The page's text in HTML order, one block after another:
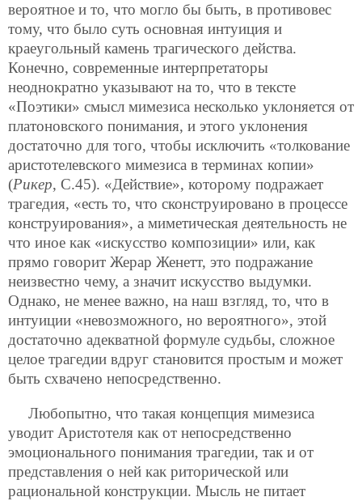
вероятное и то, что могло бы быть, в противовес
тому, что было суть основная интуиция и
краеугольный камень трагического действа.
Конечно, современные интерпретаторы
неоднократно указывают на то, что в тексте
«Поэтики» смысл мимезиса несколько уклоняется от
платоновского понимания, и этого уклонения
достаточно для того, чтобы исключить «толкование
аристотелевского мимезиса в терминах копии»
(Рикер, С.45). «Действие», которому подражает
трагедия, «есть то, что сконструировано в процессе
конструирования», а миметическая деятельность не
что иное как «искусство композиции» или, как
прямо говорит Жерар Женетт, это подражание
неизвестно чему, а значит искусство выдумки.
Однако, не менее важно, на наш взгляд, то, что в
интуиции «невозможного, но вероятного», этой
достаточно адекватной формуле судьбы, сложное
целое трагедии вдруг становится простым и может
быть схвачено непосредственно.
Любопытно, что такая концепция мимезиса
уводит Аристотеля как от непосредственно
эмоционального понимания трагедии, так и от
представления о ней как риторической или
рациональной конструкции. Мысль не питает